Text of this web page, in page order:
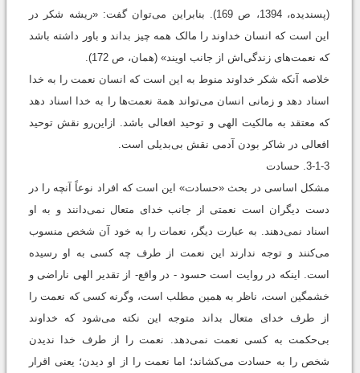
(پسندیده، 1394، ص 169). بنابراین می‌‌توان گفت: «ریشه شکر در
این است که انسان خداوند را مالک همه چیز بداند و باور داشته باشد
که نعمت‌های زندگی‌اش از جانب اویند» (همان، ص 172).
خلاصه آنکه شکر خداوند منوط به این است که انسان نعمت را به خدا
اسناد دهد و زمانی انسان می‌‌تواند همة نعمت‌ها را به خدا اسناد دهد
که معتقد به مالکیت الهی و توحید افعالی باشد. ازاین‌رو نقش توحید
افعالی در شاکر بودن آدمی نقش بی‌بدیلی است.
3-1-3. حسادت
مشکل اساسی در بحث «حسادت» این است که افراد نوعاً آنچه را در
دست دیگران است نعمتی از جانب خدای متعال نمی‌دانند و به او
اسناد نمی‌دهند. به عبارت دیگر، نعمات را به خود آن شخص منسوب
می‌‌کنند و توجه ندارند این نعمت از طرف چه کسی به او رسیده
است. اینکه در روایت است حسود - در واقع- از تقدیر الهی ناراضی و
خشمگین است، ناظر به همین مطلب است، وگرنه کسی که نعمت را
از طرف خدای متعال بداند متوجه این نکته می‌شود که خداوند
بی‌حکمت به کسی نعمت نمی‌دهد. نعمت را از طرف خدا ندیدن
شخص را به حسادت می‌کشاند؛ اما نعمت را از او دیدن؛ یعنی اقرار